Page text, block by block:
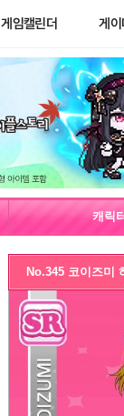
게임캘린더 게
캐릭
No.345 코이즈미